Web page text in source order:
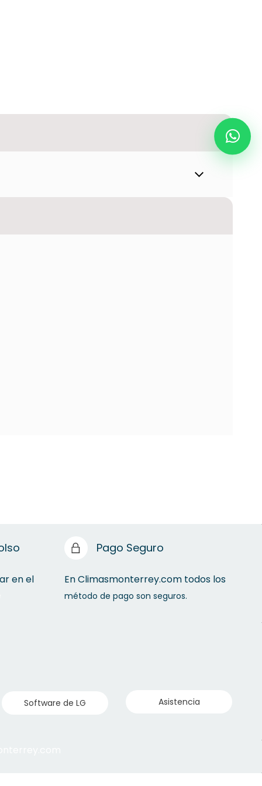
en el
Pago Seguro
En Climasmonterrey.com todos los
método de pago son seguros.
Software de LG Asistencia